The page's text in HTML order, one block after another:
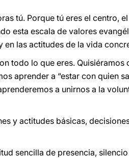
tú. Porque tú eres el centro,
esta escala de valores
las actitudes de la vida
todo lo que eres. Quisiéramos
aprender a “estar con quien
a unirnos a la
y actitudes básicas,
sencilla de presencia,